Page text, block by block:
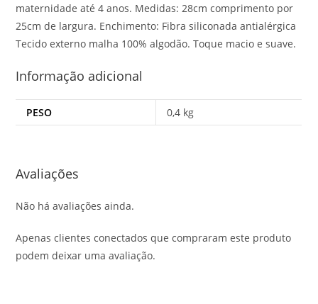
maternidade até 4 anos. Medidas: 28cm comprimento por
25cm de largura. Enchimento: Fibra siliconada antialérgica
Tecido externo malha 100% algodão. Toque macio e suave.
Informação adicional
PESO 0,4 kg
Avaliações
Não há avaliações ainda.
Apenas clientes conectados que compraram este produto
podem deixar uma avaliação.